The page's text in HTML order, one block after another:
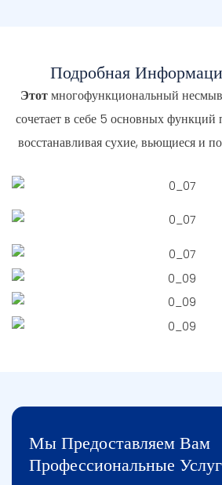
Подробная
Этотмногофункциональный
сочетает в себе 5 основных функций
восстанавливая сухие, вьющиеся и
Мы Предоставляем Вам
Профессиональные